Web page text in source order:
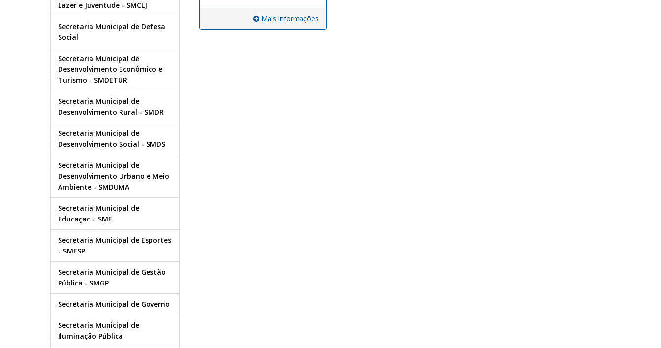
Lazer e Juventude - SMCLJ
Secretaria Municipal de Defesa
Social
Secretaria Municipal de
Desenvolvimento Econômico e
Turismo - SMDETUR
Secretaria Municipal de
Desenvolvimento Rural - SMDR
Secretaria Municipal de
Desenvolvimento Social - SMDS
Secretaria Municipal de
Desenvolvimento Urbano e Meio
Ambiente - SMDUMA
Secretaria Municipal de
Educaçao - SME
Secretaria Municipal de Esportes
- SMESP
Secretaria Municipal de Gestão
Pública - SMGP
Secretaria Municipal de Governo
Secretaria Municipal de
Iluminação Pública
Mais informações